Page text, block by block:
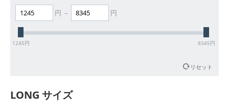
円 – 円
1245円 8345円
リセット
LONG サイズ